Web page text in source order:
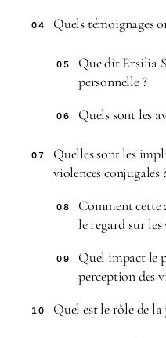
04 Quels témoignages
05
Que dit Ersilia
personnelle ?
06 Quels sont les
07
Quelles sont les
violences conjugales
08
Comment cette
le regard sur
09
Quel impact le
perception des
10 Quel est le rôle de la